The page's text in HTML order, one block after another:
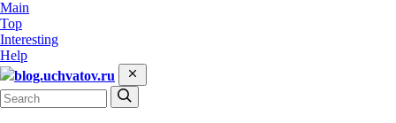
Main
Top
Interesting
Help
blog.uchvatov.ru